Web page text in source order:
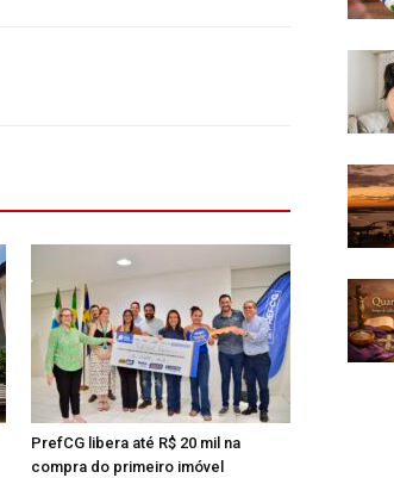
PrefCG libera até R$ 20 mil na
compra do primeiro imóvel